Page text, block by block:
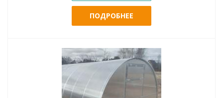
ПОДРОБНЕЕ